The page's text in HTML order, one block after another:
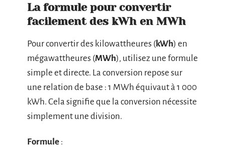
La formule pour convertir
facilement des kWh en MWh
Pour convertir des kilowattheures (kWh) en
mégawattheures (MWh), utilisez une formule
simple et directe. La conversion repose sur
une relation de base : 1 MWh équivaut à 1 000
kWh. Cela signifie que la conversion nécessite
simplement une division.
Formule :